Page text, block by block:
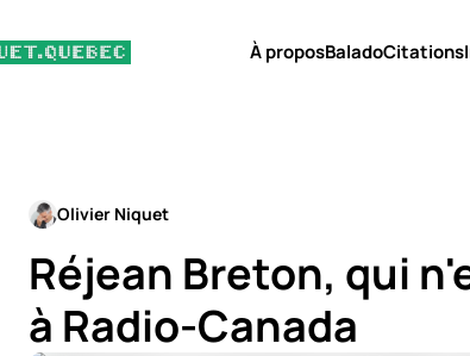
À proposBaladoCitations
Olivier Niquet
Réjean Breton, qui
à Radio-Canada